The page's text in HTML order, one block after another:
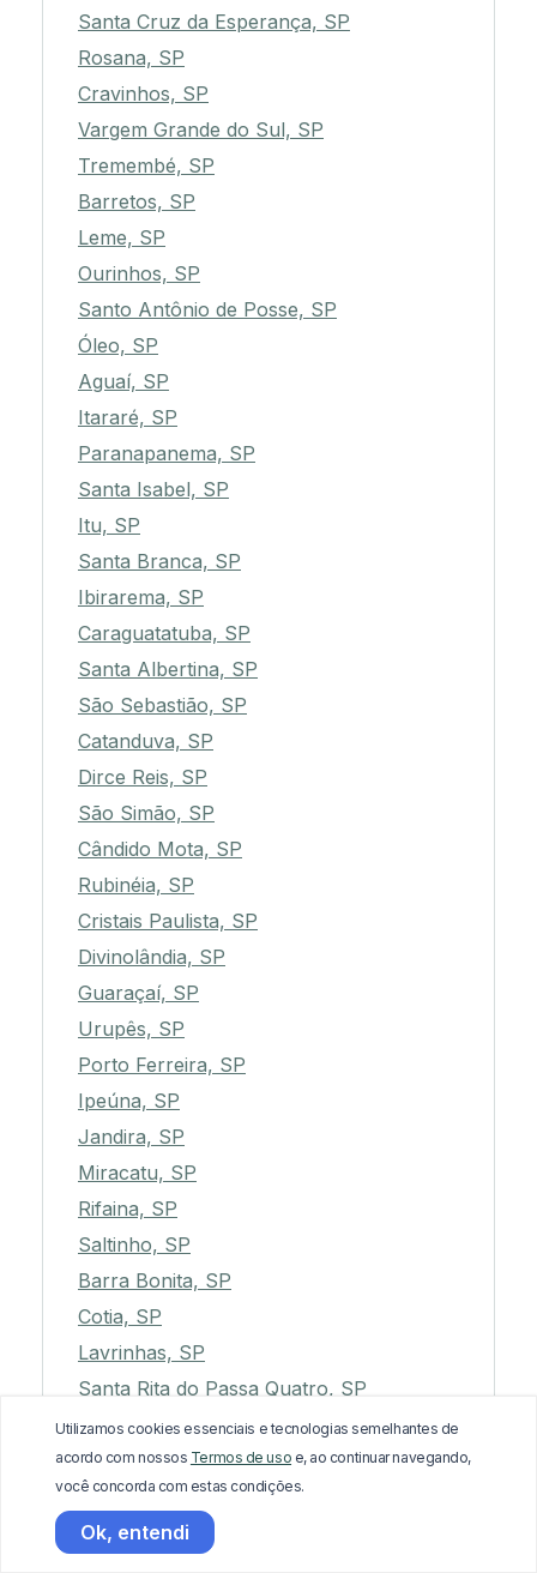
Santa Cruz da Esperança, SP
Rosana, SP
Cravinhos, SP
Vargem Grande do Sul, SP
Tremembé, SP
Barretos, SP
Leme, SP
Ourinhos, SP
Santo Antônio de Posse, SP
Óleo, SP
Aguaí, SP
Itararé, SP
Paranapanema, SP
Santa Isabel, SP
Itu, SP
Santa Branca, SP
Ibirarema, SP
Caraguatatuba, SP
Santa Albertina, SP
São Sebastião, SP
Catanduva, SP
Dirce Reis, SP
São Simão, SP
Cândido Mota, SP
Rubinéia, SP
Cristais Paulista, SP
Divinolândia, SP
Guaraçaí, SP
Urupês, SP
Porto Ferreira, SP
Ipeúna, SP
Jandira, SP
Miracatu, SP
Rifaina, SP
Saltinho, SP
Barra Bonita, SP
Cotia, SP
Lavrinhas, SP
Santa Rita do Passa Quatro, SP
Alvinlândia, SP
Mogi das Cruzes, SP
Lençóis Paulista, SP
Taubaté, SP
Utilizamos cookies essenciais e tecnologias semelhantes de
acordo com nossos Termos de uso e, ao continuar navegando,
você concorda com estas condições.
Ok, entendi